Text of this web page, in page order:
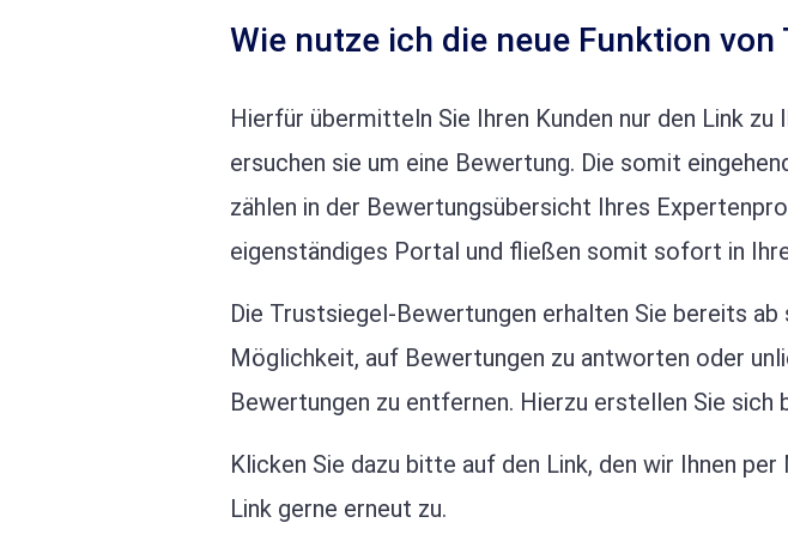
Wie nutze ich die neue Funktion von
Hierfür übermitteln Sie Ihren Kunden nur den Link zu
ersuchen sie um eine Bewertung. Die somit
zählen in der Bewertungsübersicht Ihres
eigenständiges Portal und fließen somit sofort in
Die Trustsiegel-Bewertungen erhalten Sie bereits ab
Möglichkeit, auf Bewertungen zu antworten oder
Bewertungen zu entfernen. Hierzu erstellen Sie sich
Klicken Sie dazu bitte auf den Link, den wir Ihnen
Link gerne erneut zu.